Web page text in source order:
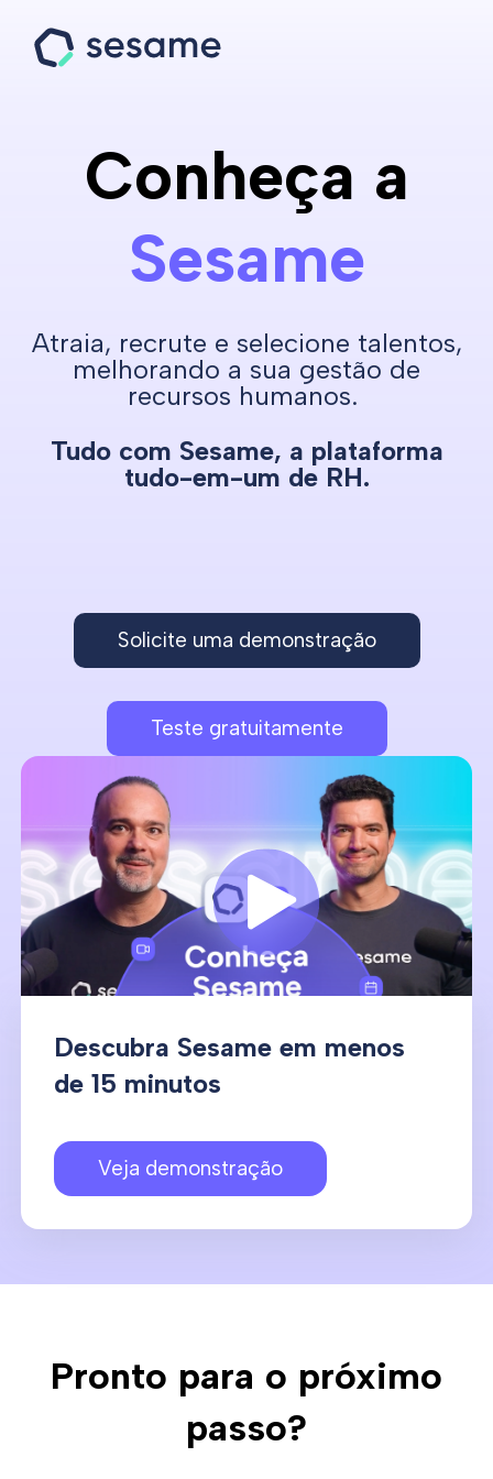
Conheça a
Sesame
Atraia, recrute e selecione talentos,
melhorando a sua gestão de
recursos humanos.
Tudo com Sesame, a plataforma
tudo-em-um de RH.
Solicite uma demonstração
Teste gratuitamente
Descubra Sesame em menos
de 15 minutos
Veja demonstração
Pronto para o próximo
passo?